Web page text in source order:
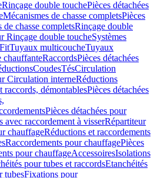
Rinçage double touchePièces détachées
Mécanismes de chasse completsPièces
de chasse completsRinçage double
Rinçage double toucheSystèmes
Tuyaux multicoucheTuyaux
chauffanteRaccordsPièces détachées
CoudesTésCirculation
Circulation interneRéductions
raccords, démontablesPièces détachées
Pièces détachées pour
avec raccordement à visserRépartiteur
chauffageRéductions et raccordements
Raccordements pour chauffagePièces
pour chauffageAccessoiresIsolations
pour tubes et raccordsEtanchéités
tubesFixations pour